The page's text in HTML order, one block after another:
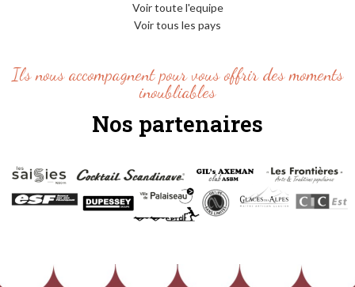
Voir toute l'equipe
Voir tous les pays
Ils nous accompagnent pour vous offrir des moments
inoubliables
Nos partenaires